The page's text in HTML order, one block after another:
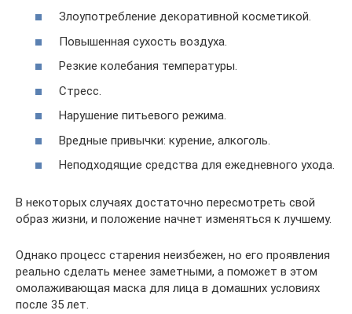
Злоупотребление декоративной косметикой.
Повышенная сухость воздуха.
Резкие колебания температуры.
Стресс.
Нарушение питьевого режима.
Вредные привычки: курение, алкоголь.
Неподходящие средства для ежедневного ухода.
В некоторых случаях достаточно пересмотреть свой
образ жизни, и положение начнет изменяться к лучшему.
Однако процесс старения неизбежен, но его проявления
реально сделать менее заметными, а поможет в этом
омолаживающая маска для лица в домашних условиях
после 35 лет.